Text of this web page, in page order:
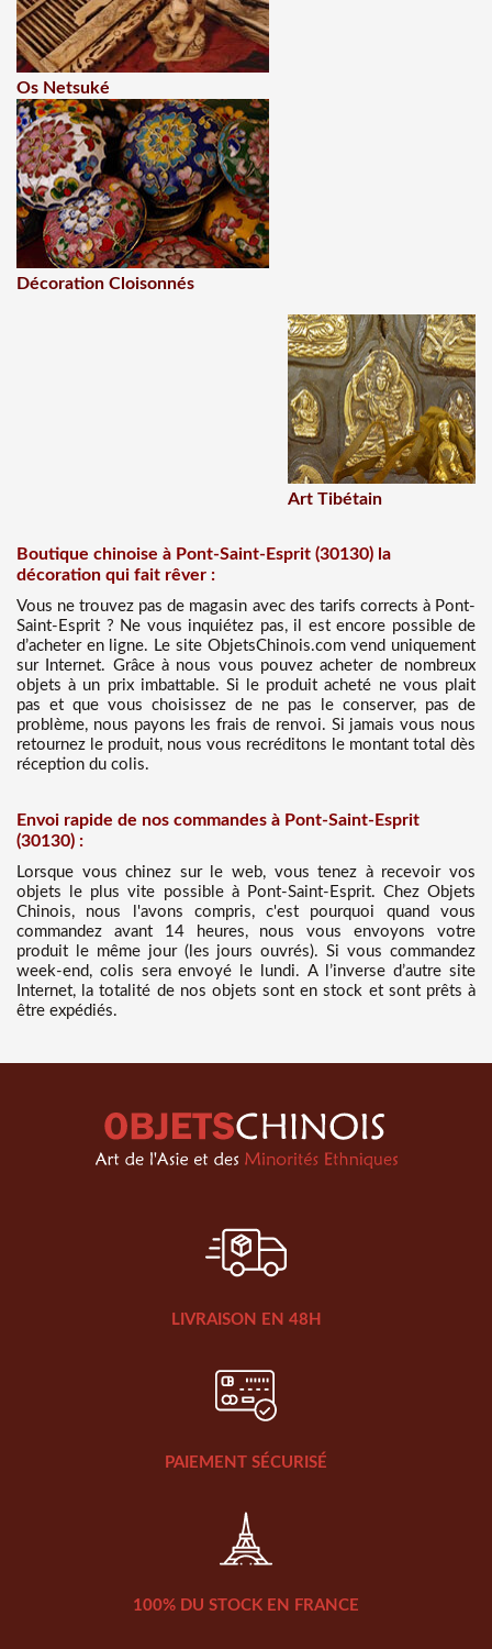
Os Netsuké
Décoration Cloisonnés
Art Tibétain
Boutique chinoise à Pont-Saint-Esprit (30130) la
décoration qui fait rêver :
Vous ne trouvez pas de magasin avec des tarifs corrects à Pont-
Saint-Esprit ? Ne vous inquiétez pas, il est encore possible de
d’acheter en ligne. Le site ObjetsChinois.com vend uniquement
sur Internet. Grâce à nous vous pouvez acheter de nombreux
objets à un prix imbattable. Si le produit acheté ne vous plait
pas et que vous choisissez de ne pas le conserver, pas de
problème, nous payons les frais de renvoi. Si jamais vous nous
retournez le produit, nous vous recréditons le montant total dès
réception du colis.
Envoi rapide de nos commandes à Pont-Saint-Esprit
(30130) :
Lorsque vous chinez sur le web, vous tenez à recevoir vos
objets le plus vite possible à Pont-Saint-Esprit. Chez Objets
Chinois, nous l'avons compris, c'est pourquoi quand vous
commandez avant 14 heures, nous vous envoyons votre
produit le même jour (les jours ouvrés). Si vous commandez
week-end, colis sera envoyé le lundi. A l’inverse d’autre site
Internet, la totalité de nos objets sont en stock et sont prêts à
être expédiés.
LIVRAISON EN 48H
PAIEMENT SÉCURISÉ
100% DU STOCK EN FRANCE